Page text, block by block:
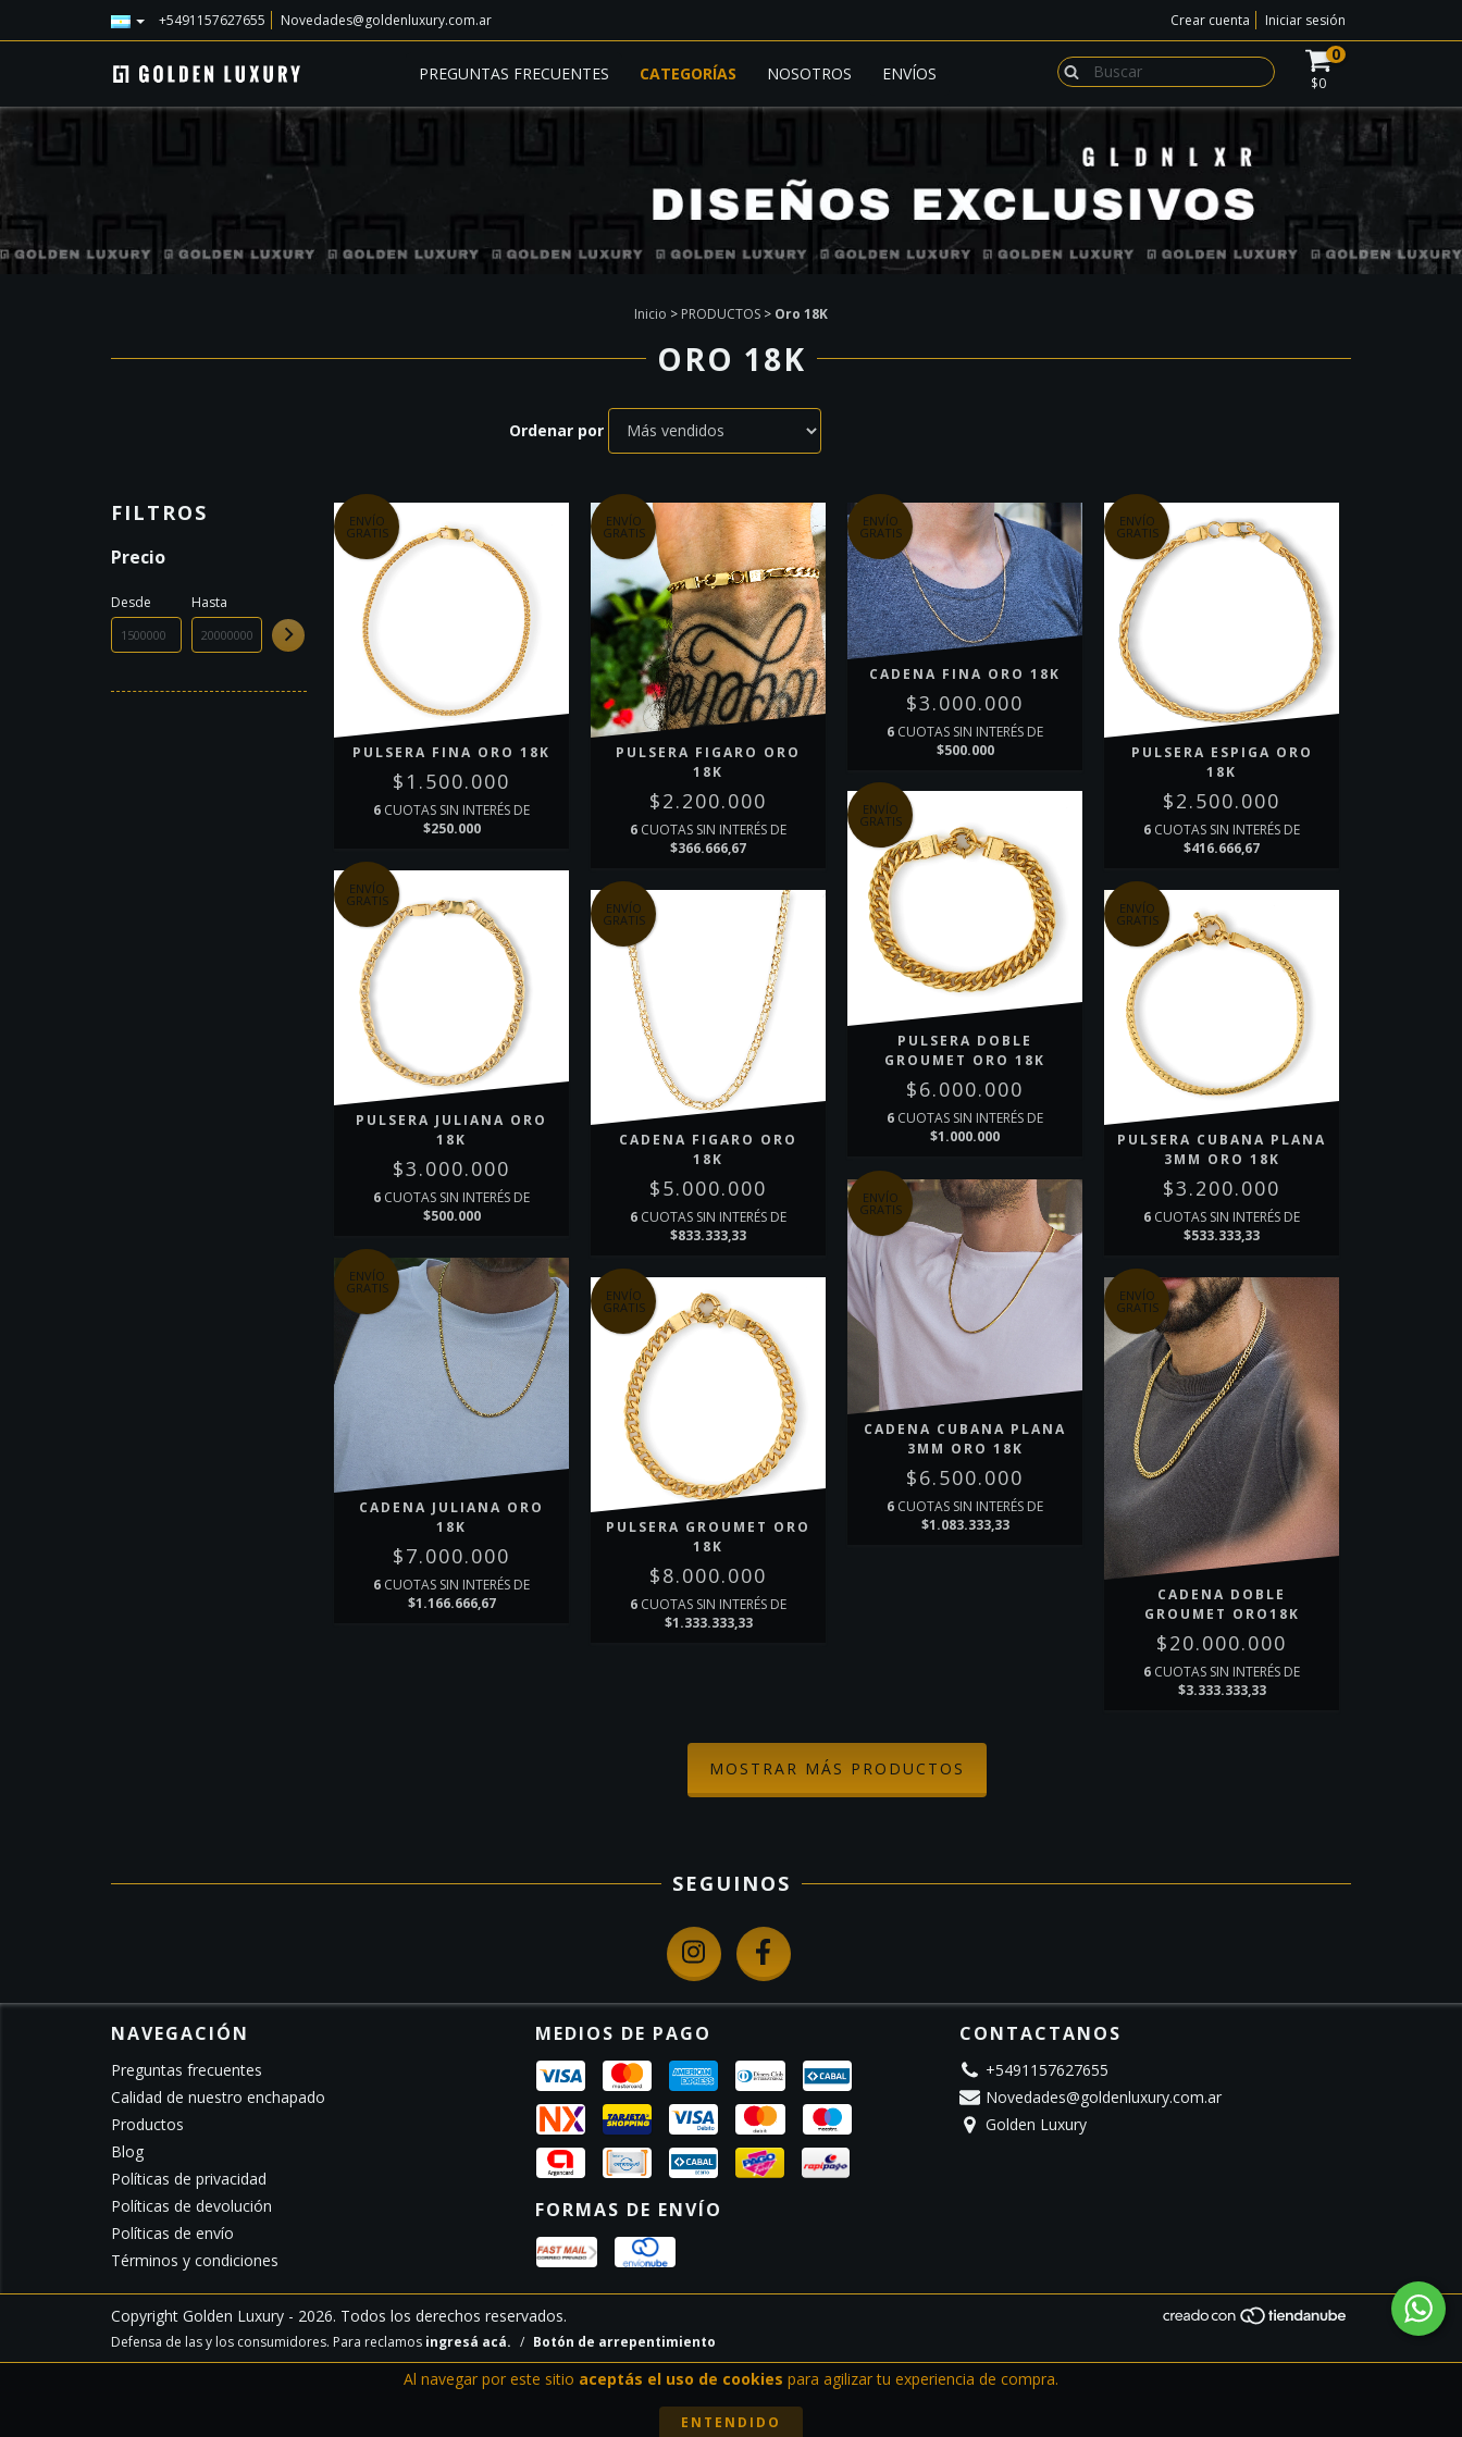
Al navegar por este sitio aceptás el uso de cookies para agilizar tu experiencia de compra.
ENTENDIDO
+5491157627655 Novedades@goldenluxury.com.ar Crear cuenta Iniciar sesión
PREGUNTAS FRECUENTES CATEGORÍAS NOSOTROS ENVÍOS
0
$0
Inicio > PRODUCTOS > Oro 18K
ORO 18K
Ordenar por
FILTROS
Precio
Desde Hasta
ENVÍO
GRATIS
PULSERA FINA ORO 18K
$1.500.000
6 CUOTAS SIN INTERÉS DE
$250.000
ENVÍO
GRATIS
PULSERA FIGARO ORO
18K
$2.200.000
6 CUOTAS SIN INTERÉS DE
$366.666,67
ENVÍO
GRATIS
CADENA FINA ORO 18K
$3.000.000
6 CUOTAS SIN INTERÉS DE
$500.000
ENVÍO
GRATIS
PULSERA ESPIGA ORO
18K
$2.500.000
6 CUOTAS SIN INTERÉS DE
$416.666,67
ENVÍO
GRATIS
PULSERA JULIANA ORO
18K
$3.000.000
6 CUOTAS SIN INTERÉS DE
$500.000
ENVÍO
GRATIS
CADENA FIGARO ORO
18K
$5.000.000
6 CUOTAS SIN INTERÉS DE
$833.333,33
ENVÍO
GRATIS
PULSERA DOBLE
GROUMET ORO 18K
$6.000.000
6 CUOTAS SIN INTERÉS DE
$1.000.000
ENVÍO
GRATIS
PULSERA CUBANA PLANA
3MM ORO 18K
$3.200.000
6 CUOTAS SIN INTERÉS DE
$533.333,33
ENVÍO
GRATIS
CADENA JULIANA ORO
18K
$7.000.000
6 CUOTAS SIN INTERÉS DE
$1.166.666,67
ENVÍO
GRATIS
PULSERA GROUMET ORO
18K
$8.000.000
6 CUOTAS SIN INTERÉS DE
$1.333.333,33
ENVÍO
GRATIS
CADENA CUBANA PLANA
3MM ORO 18K
$6.500.000
6 CUOTAS SIN INTERÉS DE
$1.083.333,33
ENVÍO
GRATIS
CADENA DOBLE
GROUMET ORO18K
$20.000.000
6 CUOTAS SIN INTERÉS DE
$3.333.333,33
MOSTRAR MÁS PRODUCTOS
SEGUINOS
NAVEGACIÓN
Preguntas frecuentes
Calidad de nuestro enchapado
Productos
Blog
Políticas de privacidad
Políticas de devolución
Políticas de envío
Términos y condiciones
MEDIOS DE PAGO
FORMAS DE ENVÍO
CONTACTANOS
+5491157627655
Novedades@goldenluxury.com.ar
Golden Luxury
Copyright Golden Luxury - 2026. Todos los derechos reservados.
Defensa de las y los consumidores. Para reclamos ingresá acá. / Botón de arrepentimiento